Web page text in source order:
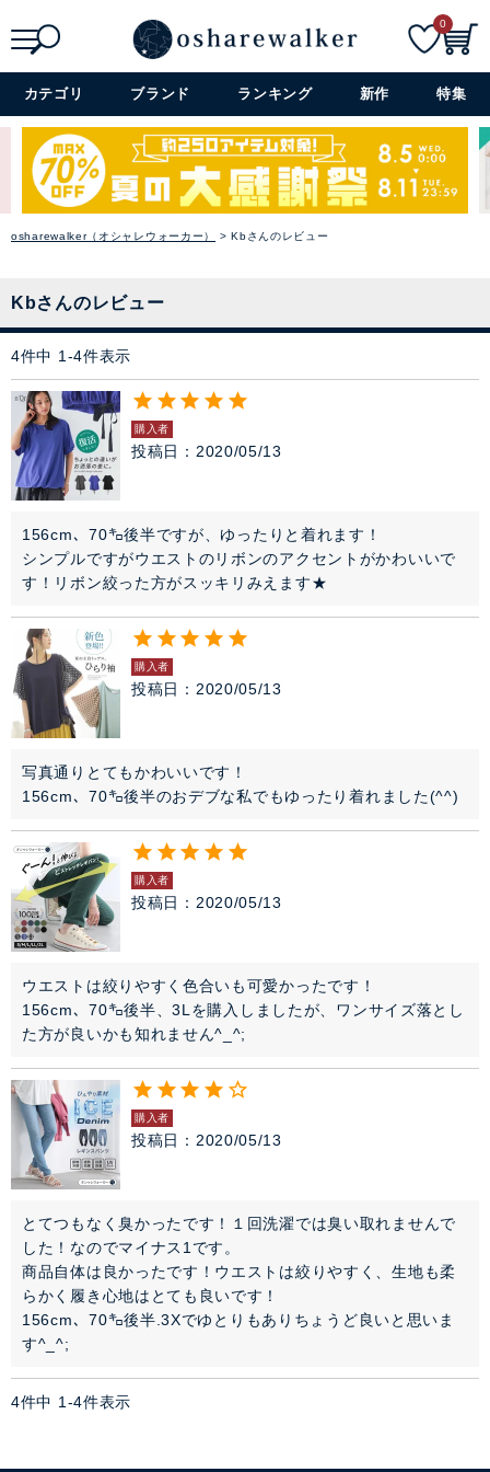
詳細検索+
0
カテゴリ ブランド ランキング 新作 特集
ファッション雑貨
アイテム特集
SALE
閉じる
osharewalker（オシャレウォーカー） Kbさんのレビュー
Kbさんのレビュー
4件中 1 -4件表示
購入者
投稿日 2020/05/13
156cm、70㌔後半ですが、ゆったりと着れます！
シンプルですがウエストのリボンのアクセントがかわいいで
す！リボン絞った方がスッキリみえます★
購入者
投稿日 2020/05/13
写真通りとてもかわいいです！
156cm、70㌔後半のおデブな私でもゆったり着れました(^^)
購入者
投稿日 2020/05/13
ウエストは絞りやすく色合いも可愛かったです！
156cm、70㌔後半、3Lを購入しましたが、ワンサイズ落とし
た方が良いかも知れません^_^;
購入者
投稿日 2020/05/13
とてつもなく臭かったです！１回洗濯では臭い取れませんで
した！なのでマイナス1です。
商品自体は良かったです！ウエストは絞りやすく、生地も柔
らかく履き心地はとても良いです！
156cm、70㌔後半.3Xでゆとりもありちょうど良いと思いま
4件中 1 -4件表示